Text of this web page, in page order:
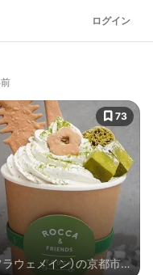
ログイン
73
ウェメイン）の京都市内